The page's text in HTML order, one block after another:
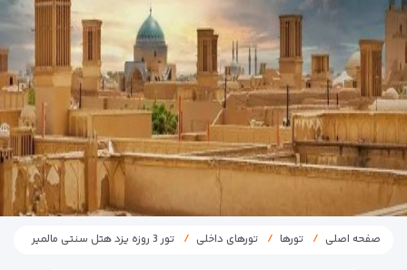
صفحه اصلی تورها تورهای داخلی تور 3 روزه یزد هتل سنتی مالمیر